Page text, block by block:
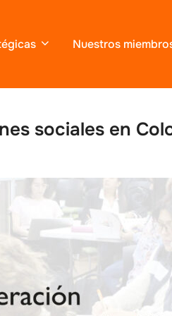
Nuestros
sociales en